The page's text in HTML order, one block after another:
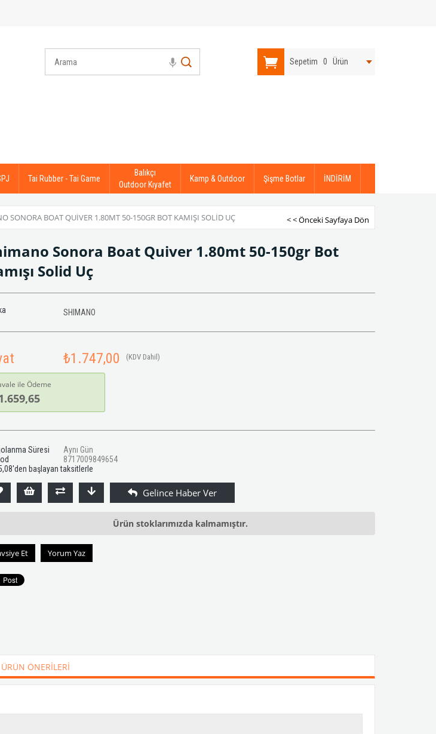
Sepetim 0 Ürün
Tai Rubber - Tai Game
Balıkçı
Outdoor Kıyafet
Kamp & Outdoor Şişme Botlar İNDİRİM
SONORA BOAT QUIVER 1.80MT 50-150GR BOT KAMIŞI SOLID UÇ < < Önceki Sayfaya Dön
Sonora Boat Quiver 1.80mt 50-150gr Bot
Solid Uç
SHIMANO
₺1.747,00 (KDV Dahil)
ile Ödeme
Süresi
Aynı Gün
8717009849654
'den başlayan taksitlerle
Ürün stoklarımızda kalmamıştır.
Et Yorum Yaz
ÜRÜN ÖNERILERI